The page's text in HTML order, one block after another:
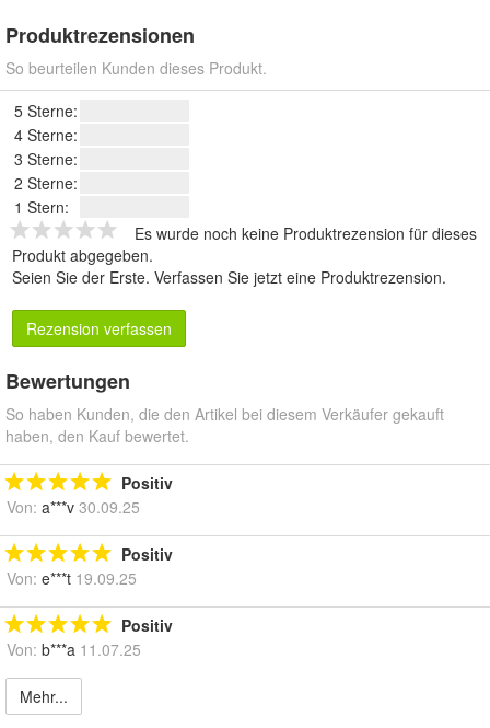
Produktrezensionen
So beurteilen Kunden dieses Produkt.
5 Sterne:
4 Sterne:
3 Sterne:
2 Sterne:
1 Stern:
Es wurde noch keine Produktrezension für dieses
Produkt abgegeben.
Seien Sie der Erste. Verfassen Sie jetzt eine Produktrezension.
Rezension verfassen
Bewertungen
So haben Kunden, die den Artikel bei diesem Verkäufer gekauft
haben, den Kauf bewertet.
Positiv
Von: a***v 30.09.25
Positiv
Von: e***t 19.09.25
Positiv
Von: b***a 11.07.25
Mehr...